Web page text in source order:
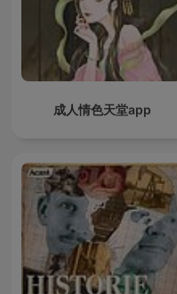
成人情色天堂app